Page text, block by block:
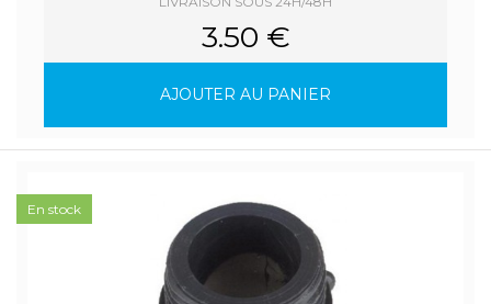
3.50 €
AJOUTER AU PANIER
En stock